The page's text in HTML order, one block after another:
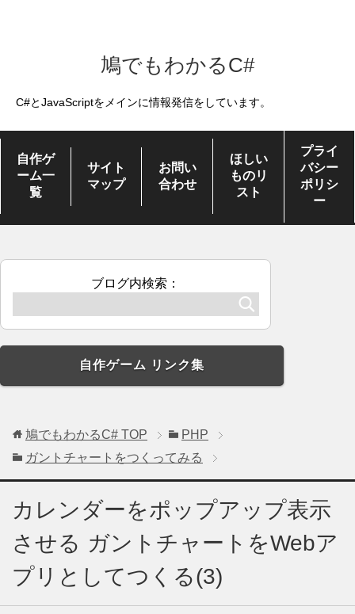
鳩でもわかるC#
C#とJavaScriptをメインに情報発信をしています。
自作ゲ
ーム一
覧
サイト
マップ
お問い
合わせ
ほしい
ものリ
スト
プライ
バシー
ポリシ
ー
ブログ内検索：
自作ゲーム リンク集
鳩でもわかるC# TOP
PHP
ガントチャートをつくってみる
カレンダーをポップアップ表示
させる ガントチャートをWebア
プリとしてつくる(3)